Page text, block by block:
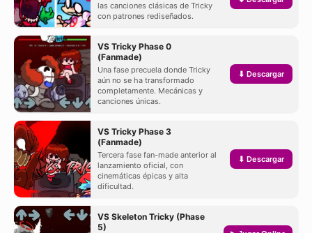
las canciones clásicas de Tricky
con patrones rediseñados.
VS Tricky Phase 0
(Fanmade)
Una fase precuela donde Tricky
aún no se ha transformado
completamente. Mecánicas y
canciones únicas.
⬇ Descargar
VS Tricky Phase 3
(Fanmade)
Tercera fase fan-made anterior al
lanzamiento oficial, con
cinemáticas épicas y alta
dificultad.
⬇ Descargar
VS Skeleton Tricky (Phase
5)